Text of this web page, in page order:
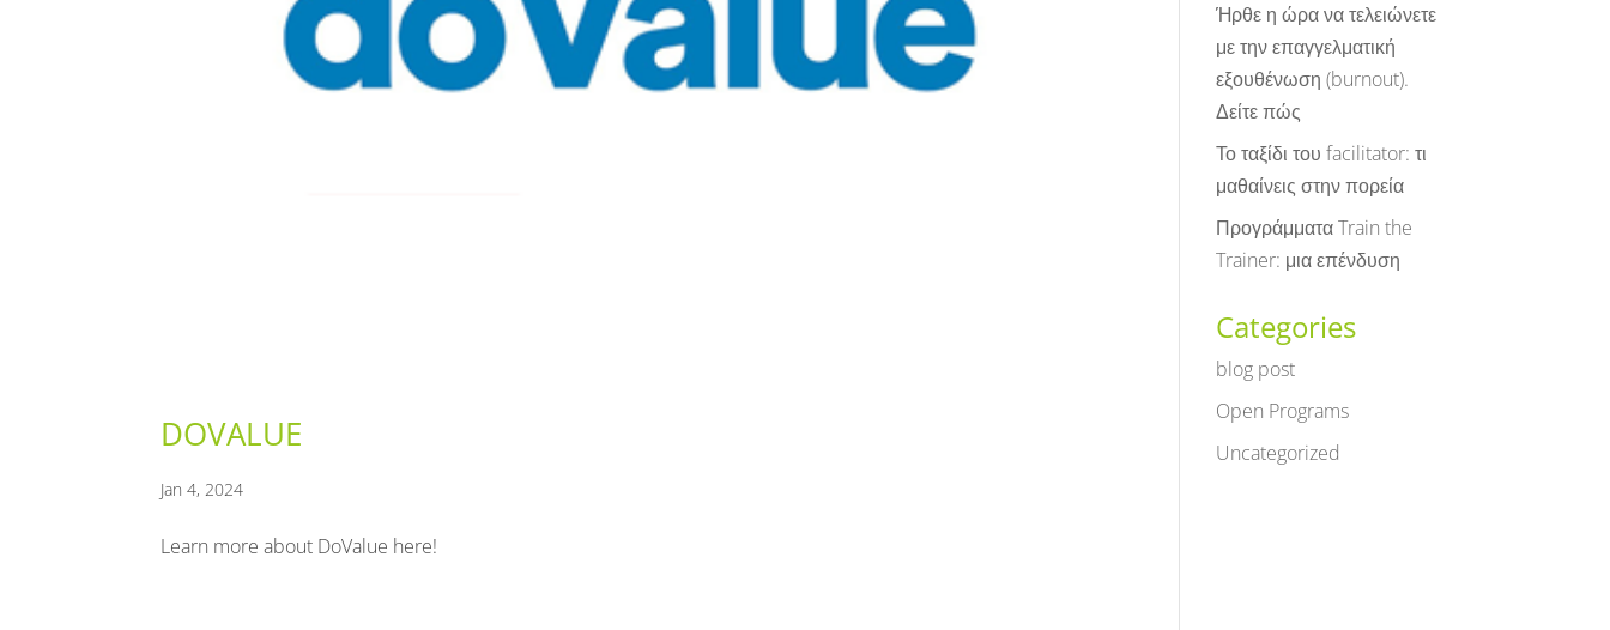
DOVALUE
Jan 4, 2024
Learn more about DoValue here!
Ήρθε η ώρα να τελειώνετε
με την επαγγελματική
εξουθένωση (burnout).
Δείτε πώς
Το ταξίδι του facilitator: τι
μαθαίνεις στην πορεία
Προγράμματα Train the
Trainer: μια επένδυση
Categories
blog post
Open Programs
Uncategorized